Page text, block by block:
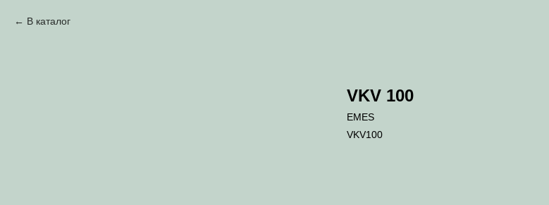
В каталог
VKV 100
EMES
VKV100